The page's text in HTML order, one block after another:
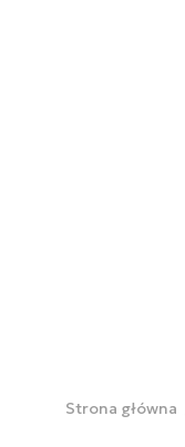
Strona główna